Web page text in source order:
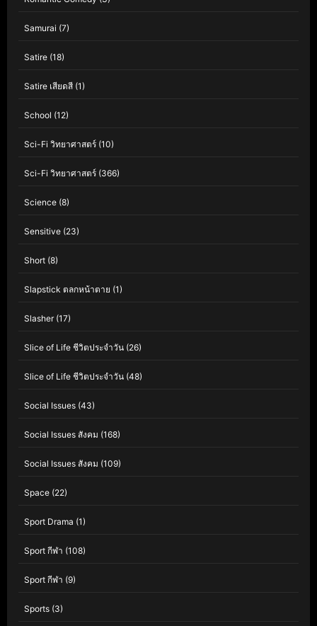
Samurai (7)
Satire (18)
Satire เสียดสี (1)
School (12)
Sci-Fi วิทยาศาสตร์ (10)
Sci-Fi วิทยาศาสตร์ (366)
Science (8)
Sensitive (23)
Short (8)
Slapstick ตลกหน้าตาย (1)
Slasher(17)
Slice of Life ชีวิตประจำวัน (26)
Slice of Life ชีวิตประจำวัน (48)
Social Issues (43)
Social Issues สังคม (168)
Social Issues สังคม (109)
Space (22)
Sport Drama (1)
Sport กีฬา (108)
Sport กีฬา (9)
Sports (3)